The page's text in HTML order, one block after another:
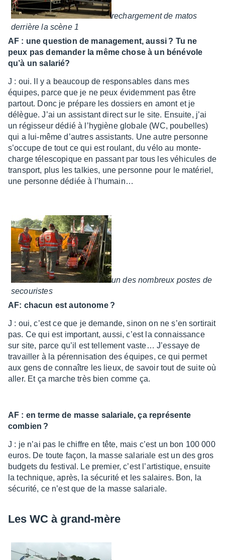
rechar­ge­ment de matos
derrière la scène 1
AF : une ques­tion de mana­ge­ment, aussi ? Tu ne
peux pas deman­der la même chose à un béné­vole
qu’à un sala­rié?
J : oui. Il y a beau­coup de respon­sables dans mes
équipes, parce que je ne peux évidem­ment pas être
partout. Donc je prépare les dossiers en amont et je
délègue. J’ai un assis­tant direct sur le site. Ensuite, j’ai
un régis­seur dédié à l’hy­giène globale (WC, poubelles)
qui a lui-même d’autres assis­tants. Une autre personne
s’oc­cupe de tout ce qui est roulant, du vélo au monte-
charge téles­co­pique en passant par tous les véhi­cules de
trans­port, plus les talkies, une personne pour le maté­riel,
une personne dédiée à l’hu­main…
un des nombreux postes de
secou­ristes
AF: chacun est auto­nome ?
J : oui, c’est ce que je demande, sinon on ne s’en sorti­rait
pas. Ce qui est impor­tant, aussi, c’est la connais­sance
sur site, parce qu’il est telle­ment vaste… J’es­saye de
travailler à la péren­ni­sa­tion des équipes, ce qui permet
aux gens de connaître les lieux, de savoir tout de suite où
aller. Et ça marche très bien comme ça.
AF : en terme de masse sala­riale, ça repré­sente
combien ?
J : je n’ai pas le chiffre en tête, mais c’est un bon 100 000
euros. De toute façon, la masse sala­riale est un des gros
budgets du festi­val. Le premier, c’est l’ar­tis­tique, ensuite
la tech­nique, après, la sécu­rité et les salaires. Bon, la
sécu­rité, ce n’est que de la masse sala­riale.
Les WC à grand-mère